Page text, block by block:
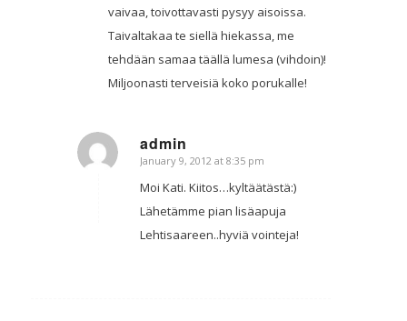
vaivaa, toivottavasti pysyy aisoissa.
Taivaltakaa te siellä hiekassa, me
tehdään samaa täällä lumesa (vihdoin)!
Miljoonasti terveisiä koko porukalle!
admin
says:
January 9, 2012 at 8:35 pm
Moi Kati. Kiitos…kyltäätästä:)
Lähetämme pian lisäapuja
Lehtisaareen..hyviä vointeja!